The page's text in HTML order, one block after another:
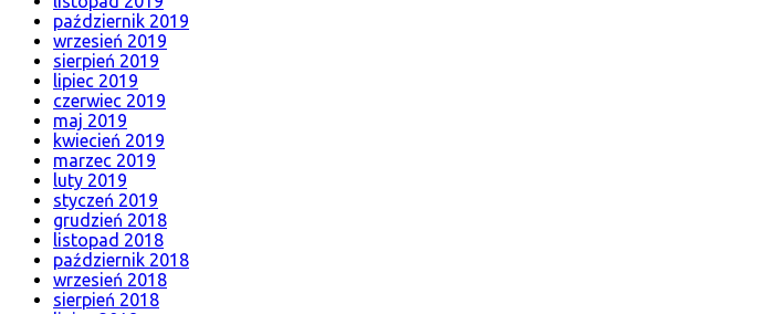
październik 2019
wrzesień 2019
sierpień 2019
lipiec 2019
czerwiec 2019
maj 2019
kwiecień 2019
marzec 2019
luty 2019
styczeń 2019
grudzień 2018
listopad 2018
październik 2018
wrzesień 2018
sierpień 2018